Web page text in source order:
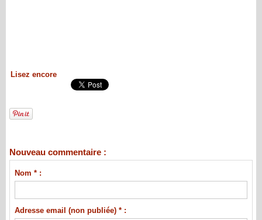
Lisez encore
Nouveau commentaire :
Nom * :
Adresse email (non publiée) * :